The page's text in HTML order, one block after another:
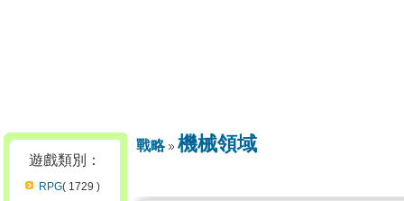
遊戲類別：
RPG( 1729 )
戰略 機械領域